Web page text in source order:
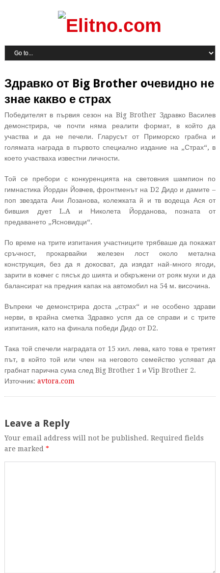
Здравко от Big Brother oчевидно не
знае какво е страх
Победителят в първия сезон на Big Brother Здравко Василев
демонстрира, че почти няма реалити формат, в който да
участва и да не печели. Гларусът от Приморско грабна и
голямата награда в първото специално издание на „Страх“, в
което участваха известни личности.
Той се пребори с конкуренцията на световния шампион по
гимнастика Йордан Йовчев, фронтменът на D2 Дидо и дамите –
поп звездата Ани Лозанова, колежката й и тв водеща Ася от
бившия дует L.A и Николета Йорданова, позната от
предаването „Ясновидци“.
По време на трите изпитания участниците трябваше да покажат
сръчност, прокарвайки железен лост около метална
конструкция, без да я докосват, да изядат най-много ягоди,
зарити в ковчег с пясък до шията и обкръжени от рояк мухи и да
балансират на предния капак на автомобил на 54 м. височина.
Въпреки че демонстрира доста „страх“ и не особено здрави
нерви, в крайна сметка Здравко успя да се справи и с трите
изпитания, като на финала победи Дидо от D2.
Така той спечели наградата от 15 хил. лева, като това е третият
път, в който той или член на неговото семейство успяват да
грабнат парична сума след Big Brother 1 и Vip Brother 2.
Източник: avtora.com
Leave a Reply
Your email address will not be published. Required fields
are marked *